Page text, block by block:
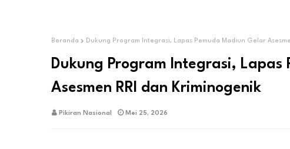
Beranda Dukung Program Integrasi, Lapas Pemuda Madiun Gelar
Dukung Program Integrasi, Lapas
Asesmen RRI dan Kriminogenik
Pikiran Nasional Mei 25, 2026